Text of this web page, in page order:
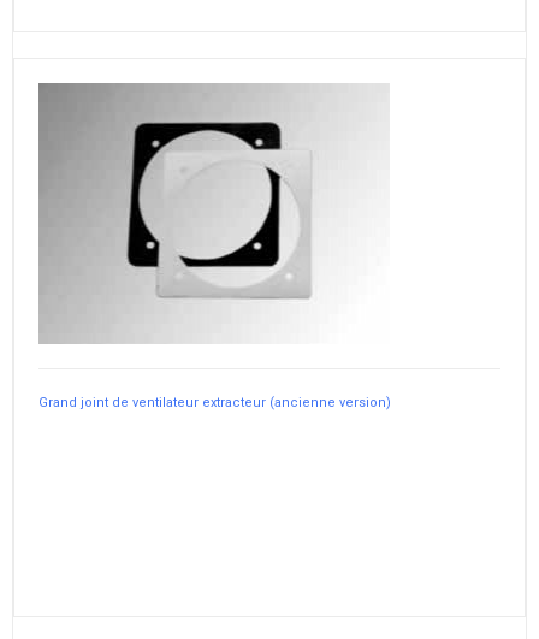
Grand joint de ventilateur extracteur (ancienne version)